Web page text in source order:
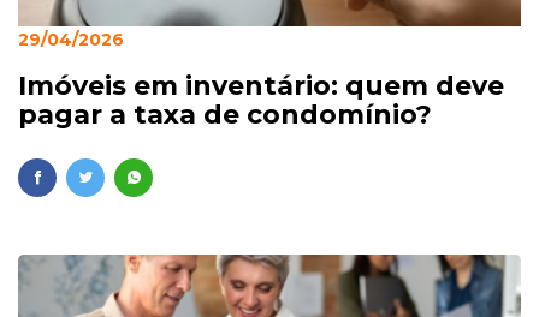
29/04/2026
Imóveis em inventário: quem deve
pagar a taxa de condomínio?